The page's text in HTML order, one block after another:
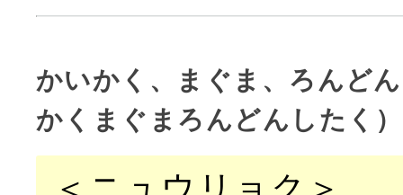
かいかく、まぐま、ろんど
かくまぐまろんどんしたく）